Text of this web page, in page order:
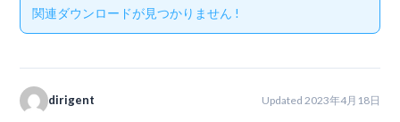
関連ダウンロードが見つかりません !
dirigent Updated 2023年4月18日